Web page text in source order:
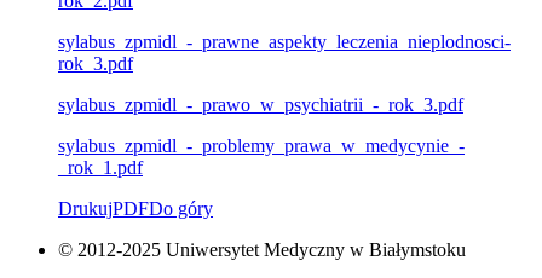
sylabus_zpmidl_-_prawne_aspekty_leczenia_nieplodnosci-
rok_3.pdf
sylabus_zpmidl_-_prawo_w_psychiatrii_-_rok_3.pdf
sylabus_zpmidl_-_problemy_prawa_w_medycynie_-
_rok_1.pdf
DrukujPDFDo góry
© 2012-2025 Uniwersytet Medyczny w Białymstoku